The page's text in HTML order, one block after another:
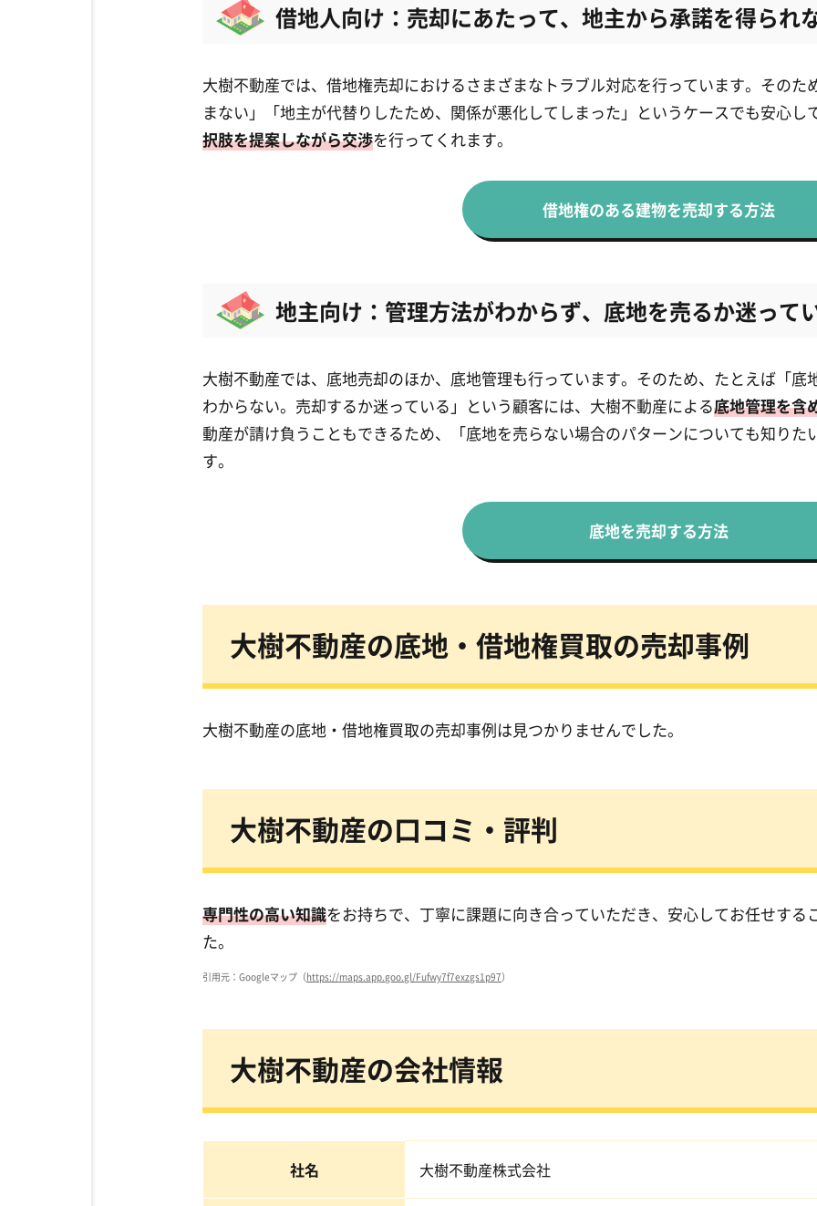
借地人向け：売却にあたって、地主から承諾を得られ
大樹不動産では、借地権売却におけるさまざまなトラブル対応を行っています。その
まない」「地主が代替りしたため、関係が悪化してしまった」というケースでも安心し
択肢を提案しながら交渉を行ってくれます。
借地権のある建物を売却する方法
地主向け：管理方法がわからず、底地を売るか迷って
大樹不動産では、底地売却のほか、底地管理も行っています。そのため、たとえば「
わからない。売却するか迷っている」という顧客には、大樹不動産による底地管理を含
動産が請け負うこともできるため、「底地を売らない場合のパターンについても知りた
す。
底地を売却する方法
大樹不動産の底地・借地権買取の売却事例
大樹不動産の底地・借地権買取の売却事例は見つかりませんでした。
大樹不動産の口コミ・評判
専門性の高い知識をお持ちで、丁寧に課題に向き合っていただき、安心してお任せす
た。
引用元：Googleマップ（https://maps.app.goo.gl/Fufwy7f7exzgs1p97）
大樹不動産の会社情報
社名 大樹不動産株式会社